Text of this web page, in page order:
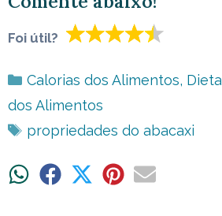
Foi útil?
Categorias
Calorias dos Alimentos, Dieta
dos Alimentos
Tags
propriedades do abacaxi
ShareShare ShareShareShare